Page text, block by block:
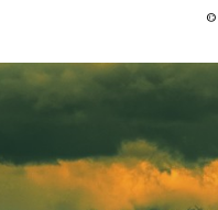
©